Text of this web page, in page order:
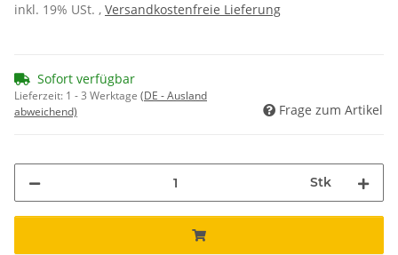
inkl. 19% USt. , Versandkostenfreie Lieferung
Sofort verfügbar
Lieferzeit: 1 - 3 Werktage (DE - Ausland
abweichend)
Frage zum Artikel
Stk